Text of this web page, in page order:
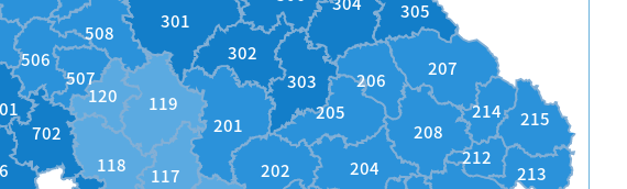
117
118
119
120
201
202
204
205
206
207
208
212
213
214 215
301
302
303
305
506
507
508
702